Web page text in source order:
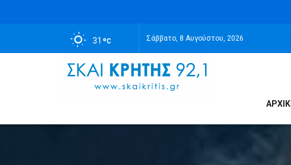
31 Σάββατο, 8 Αυγούστου, 2026